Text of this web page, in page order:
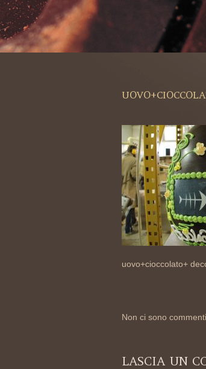
uovo+cioccolato+
Non ci sono commenti
LASCIA UN